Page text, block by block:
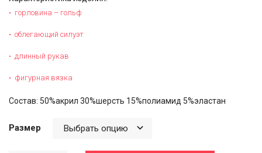
горловина – гольф
облегающий силуэт
длинный рукав
фигурная вязка
Состав: 50%акрил 30%шерсть 15%полиамид 5%эластан
Размер